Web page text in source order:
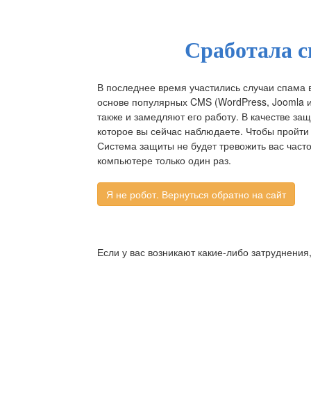
Сработала
В последнее время участились случаи
основе популярных CMS (WordPress, Joomla
также и замедляют его работу. В качестве
которое вы сейчас наблюдаете. Чтобы
Система защиты не будет тревожить вас
компьютере только один раз.
Если у вас возникают какие-либо